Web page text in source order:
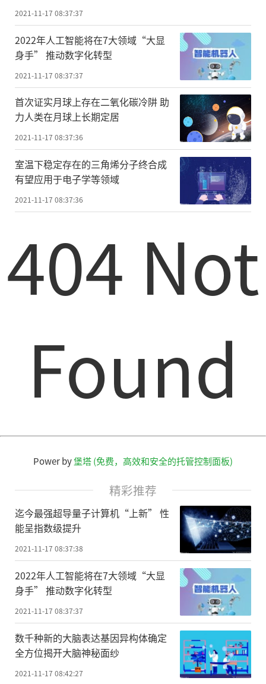
2021-11-17 08:37:37
2022年人工智能将在7大领域“大显
身手” 推动数字化转型
2021-11-17 08:37:37
首次证实月球上存在二氧化碳冷阱 助
力人类在月球上长期定居
2021-11-17 08:37:36
室温下稳定存在的三角烯分子终合成
有望应用于电子学等领域
2021-11-17 08:37:36
404 Not
Found
Power by堡塔 (免费，高效和安全的托管控制面板)
精彩推荐
迄今最强超导量子计算机“上新” 性
能呈指数级提升
2021-11-17 08:37:38
2022年人工智能将在7大领域“大显
身手” 推动数字化转型
2021-11-17 08:37:37
数千种新的大脑表达基因异构体确定
全方位揭开大脑神秘面纱
2021-11-17 08:42:27